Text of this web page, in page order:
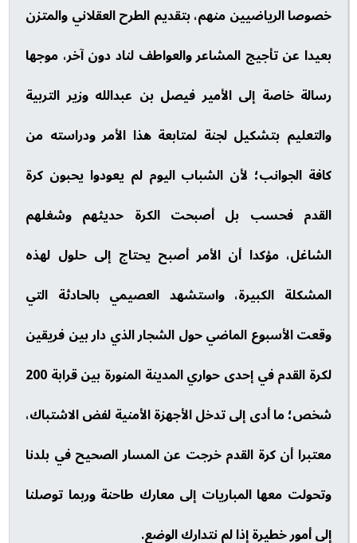
خصوصا الرياضيين منهم، بتقديم الطرح العقلاني والمتزن
بعيدا عن تأجيج المشاعر والعواطف لناد دون آخر، موجها
رسالة خاصة إلى الأمير فيصل بن عبدالله وزير التربية
والتعليم بتشكيل لجنة لمتابعة هذا الأمر ودراسته من
كافة الجوانب؛ لأن الشباب اليوم لم يعودوا يحبون كرة
القدم فحسب بل أصبحت الكرة حديثهم وشغلهم
الشاغل، مؤكدا أن الأمر أصبح يحتاج إلى حلول لهذه
المشكلة الكبيرة، واستشهد العصيمي بالحادثة التي
وقعت الأسبوع الماضي حول الشجار الذي دار بين فريقين
لكرة القدم في إحدى حواري المدينة المنورة بين قرابة 200
شخص؛ ما أدى إلى تدخل الأجهزة الأمنية لفض الاشتباك،
معتبرا أن كرة القدم خرجت عن المسار الصحيح في بلدنا
وتحولت معها المباريات إلى معارك طاحنة وربما توصلنا
إلى أمور خطيرة إذا لم نتدارك الوضع.